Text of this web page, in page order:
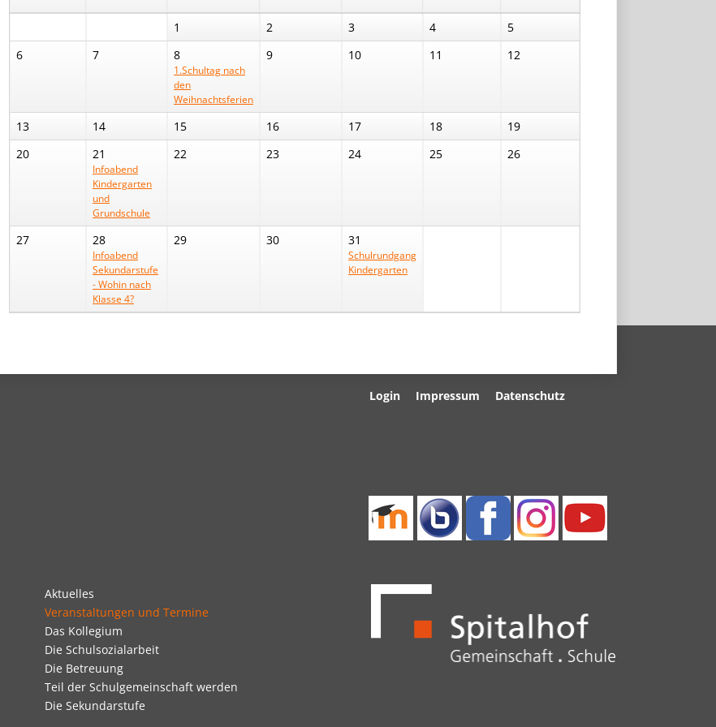
1 2 3 4
5
6
7 8
1.Schultag nach
den
Weihnachtsferien
9 10 11 12
13 14 15 16 17 18
19
20
21
Infoabend
Kindergarten
und
Grundschule
22 23 24 25 26
27 28
Infoabend
Sekundarstufe
- Wohin nach
Klasse 4?
29 30 31
Schulrundgang
Kindergarten
Navigation
Login Impressum Datenschutz
Navigation
überspringen
Aktuelles
Veranstaltungen und Termine
Das Kollegium
Die Schulsozialarbeit
Die Betreuung
Teil der Schulgemeinschaft werden
Die Sekundarstufe